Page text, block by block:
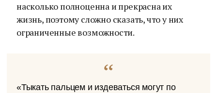
насколько полноценна и прекрасна их
жизнь, поэтому сложно сказать, что у них
ограниченные возможности.
«Тыкать пальцем и издеваться могут по